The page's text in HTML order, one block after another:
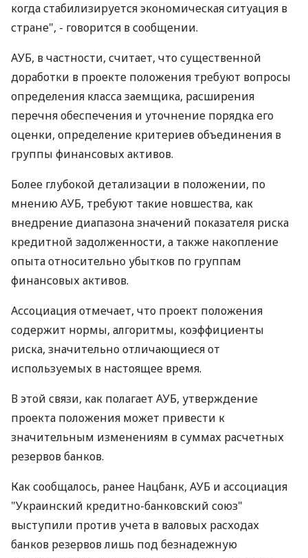
когда стабилизируется экономическая ситуация в
стране", - говорится в сообщении.
АУБ, в частности, считает, что существенной
доработки в проекте положения требуют вопросы
определения класса заемщика, расширения
перечня обеспечения и уточнение порядка его
оценки, определение критериев объединения в
группы финансовых активов.
Более глубокой детализации в положении, по
мнению АУБ, требуют такие новшества, как
внедрение диапазона значений показателя риска
кредитной задолженности, а также накопление
опыта относительно убытков по группам
финансовых активов.
Ассоциация отмечает, что проект положения
содержит нормы, алгоритмы, коэффициенты
риска, значительно отличающиеся от
используемых в настоящее время.
В этой связи, как полагает АУБ, утверждение
проекта положения может привести к
значительным изменениям в суммах расчетных
резервов банков.
Как сообщалось, ранее Нацбанк, АУБ и ассоциация
"Украинский кредитно-банковский союз"
выступили против учета в валовых расходах
банков резервов лишь под безнадежную